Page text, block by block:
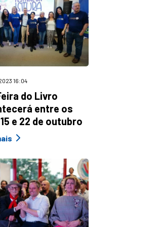
16:04
do Livro
entre os
e 22 de outubro